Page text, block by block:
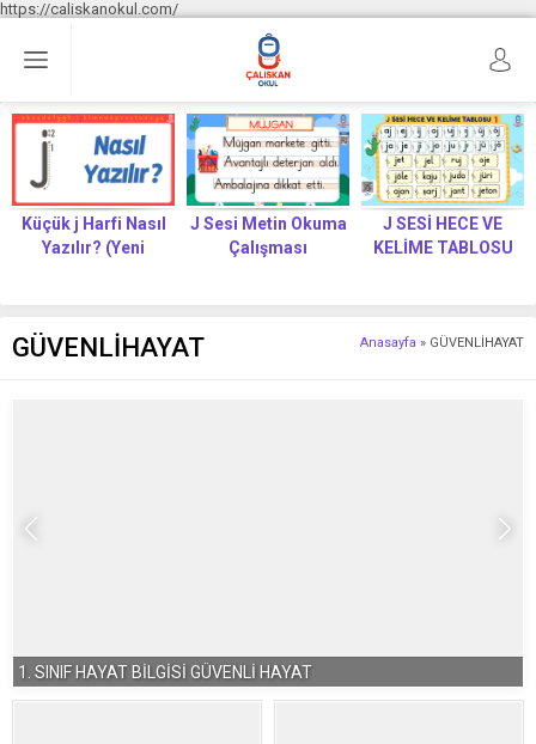
https://caliskanokul.com/
Küçük j Harfi Nasıl
Yazılır? (Yeni
J Sesi Metin Okuma
Çalışması
J SESİ HECE VE
KELİME TABLOSU
Anasayfa » GÜVENLİHAYAT
GÜVENLİHAYAT
1. SINIF HAYAT BİLGİSİ GÜVENLİ HAYAT